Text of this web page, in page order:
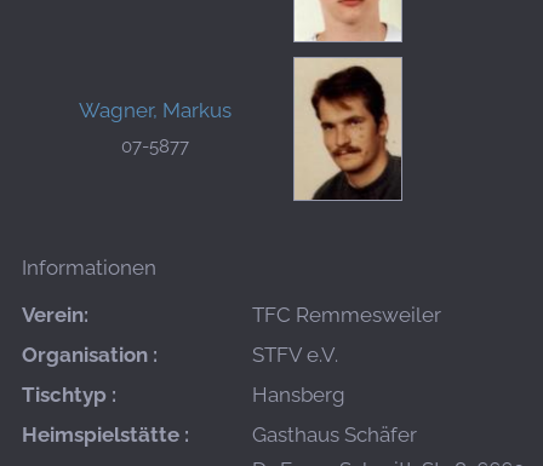
Wagner, Markus
07-5877
Informationen
Verein:
TFC Remmesweiler
Organisation :
STFV e.V.
Tischtyp :
Hansberg
Heimspielstätte :
Gasthaus Schäfer